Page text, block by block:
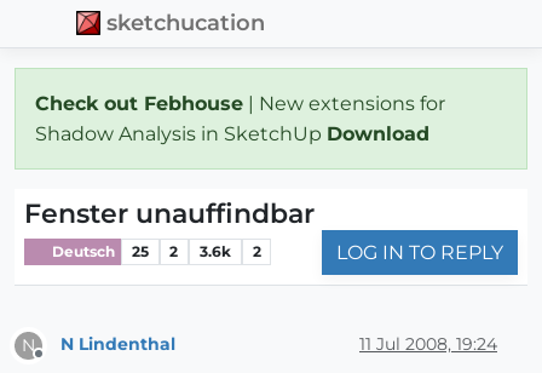
sketchucation
Check out Febhouse | New extensions for
Shadow Analysis in SketchUp Download
Fenster unauffindbar
Deutsch 25 2 3.6k 2 LOG IN TO REPLY
N N Lindenthal 11 Jul 2008, 19:24